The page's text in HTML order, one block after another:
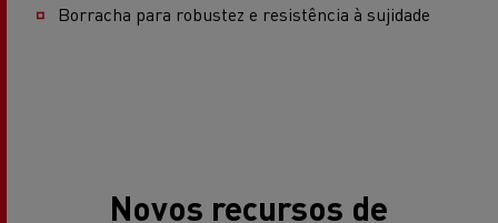
Borracha para robustez e resistência à sujidade
Novos recursos de